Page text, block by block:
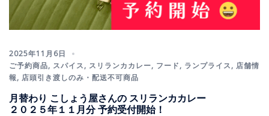
2025年11月6日
ご予約商品, スパイス, スリランカカレー, フード, ランプライス, 店舗情
報, 店頭引き渡しのみ・配送不可商品
月替わり こしょう屋さんの スリランカカレー
２０２５年１１月分 予約受付開始！